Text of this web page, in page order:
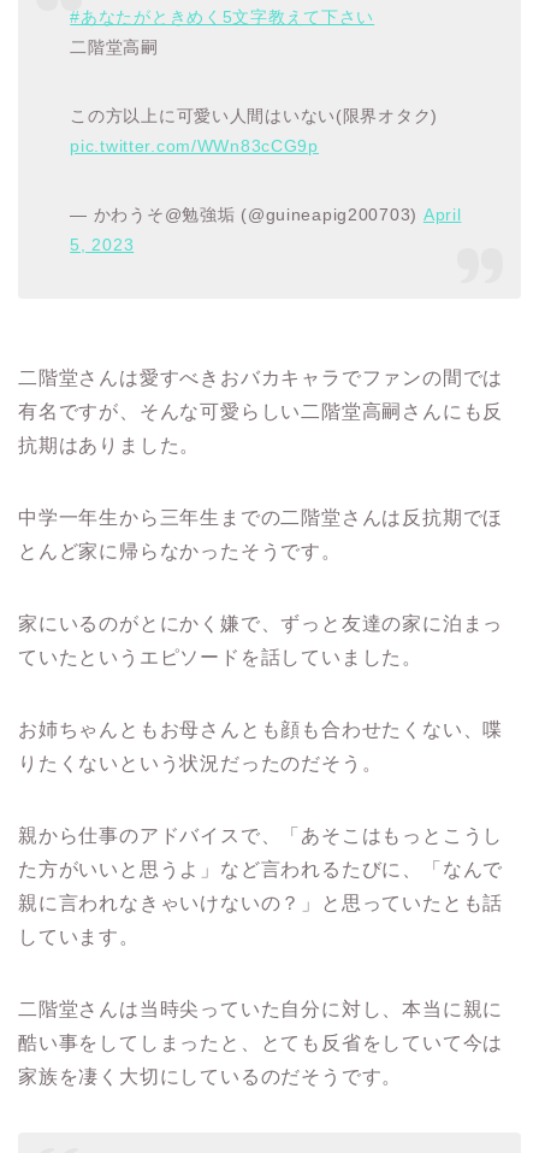
#あなたがときめく5文字教えて下さい
二階堂高嗣
この方以上に可愛い人間はいない(限界オタク)
pic.twitter.com/WWn83cCG9p
— かわうそ@勉強垢 (@guineapig200703) April
5, 2023
二階堂さんは愛すべきおバカキャラでファンの間では
有名ですが、そんな可愛らしい二階堂高嗣さんにも反
抗期はありました。
中学一年生から三年生までの二階堂さんは反抗期でほ
とんど家に帰らなかったそうです。
家にいるのがとにかく嫌で、ずっと友達の家に泊まっ
ていたというエピソードを話していました。
お姉ちゃんともお母さんとも顔も合わせたくない、喋
りたくないという状況だったのだそう。
親から仕事のアドバイスで、「あそこはもっとこうし
た方がいいと思うよ」など言われるたびに、「なんで
親に言われなきゃいけないの？」と思っていたとも話
しています。
二階堂さんは当時尖っていた自分に対し、本当に親に
酷い事をしてしまったと、とても反省をしていて今は
家族を凄く大切にしているのだそうです。